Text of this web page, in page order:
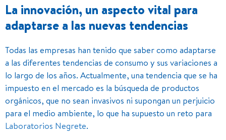
La innovación, un aspecto vital para
adaptarse a las nuevas tendencias
Todas las empresas han tenido que saber como adaptarse
a las diferentes tendencias de consumo y sus variaciones a
lo largo de los años. Actualmente, una tendencia que se ha
impuesto en el mercado es la búsqueda de productos
orgánicos, que no sean invasivos ni supongan un perjuicio
para el medio ambiente, lo que ha supuesto un reto para
Laboratorios Negrete.